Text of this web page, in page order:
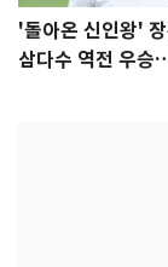
'돌아온 신인왕'
삼다수 역전 우승